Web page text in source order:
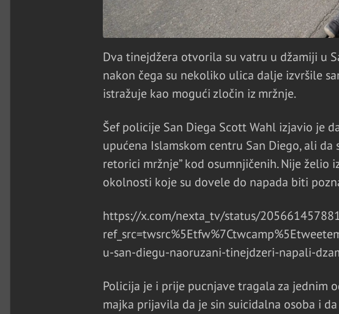
Dva tinejdžera otvorila su vatru u džamiji u
nakon čega su nekoliko ulica dalje izvršile
istražuje kao mogući zločin iz mržnje.
Šef policije San Diega Scott Wahl izjavio je
upućena Islamskom centru San Diego, ali
retorici mržnje” kod osumnjičenih. Nije želio
okolnosti koje su dovele do napada biti
https://x.com/nexta_tv/status/
u-san-diegu-naoruzani-tinejdzeri-napali-
Policija je i prije pucnjave tragala za jednim
majka prijavila da je sin suicidalna osoba i